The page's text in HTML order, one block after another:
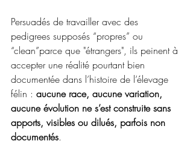
Persuadés de travailler avec des
pedigrees supposés “propres” ou
“clean”parce que "étrangers", ils peinent à
accepter une réalité pourtant bien
documentée dans l’histoire de l’élevage
félin : aucune race, aucune variation,
aucune évolution ne s’est construite sans
apports, visibles ou dilués, parfois non
documentés.